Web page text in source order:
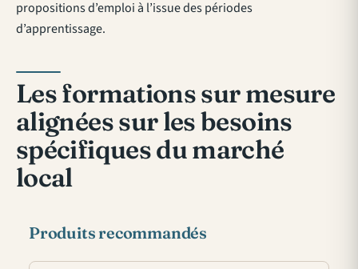
propositions d’emploi à l’issue des périodes
d’apprentissage.
Les formations sur mesure
alignées sur les besoins
spécifiques du marché
local
Produits recommandés